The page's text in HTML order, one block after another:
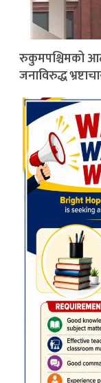
रुकुमपश्चिमको
जनाविरुद्ध